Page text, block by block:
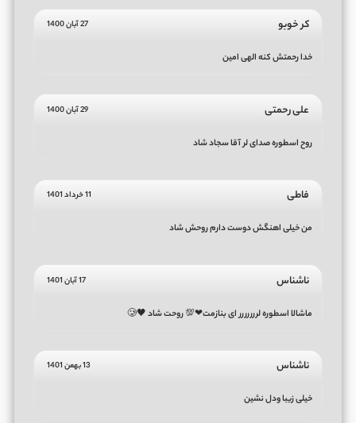
کر خوبو 27 آبان 1400
خدا رحمتش کنه الهی امین
علی رحمتی 29 آبان 1400
روح اسطوره صدای لر آقا سجاد شاد
فاطی 11 خرداد 1401
من خیلی اهنگش دوست دارم روحش شاد
ناشناس 17 آبان 1401
ماشالا اسطوره لررررررر ای بنازمت❤💯 روحت شاد 🖤🥲
ناشناس 13 بهمن 1401
خیلی زیبا ودل نشین